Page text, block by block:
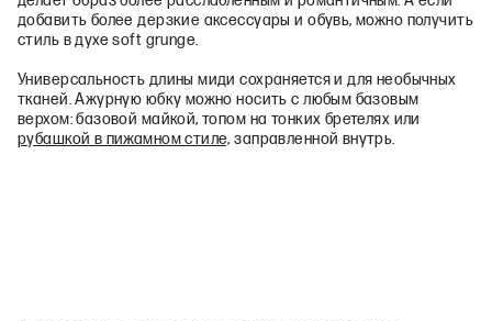
добавить более дерзкие аксессуары и обувь, можно получить
стиль в духе soft grunge.
Универсальность длины миди сохраняется и для необычных
тканей. Ажурную юбку можно носить с любым базовым
верхом: базовой майкой, топом на тонких бретелях или
рубашкой в пижамном стиле, заправленной внутрь.